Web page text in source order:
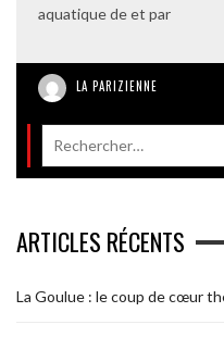
aquatique de et par
LA PARIZIENNE
ARTICLES RÉCENTS
La Goulue : le coup de cœur